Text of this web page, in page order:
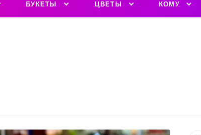
БУКЕТЫ ЦВЕТЫ КОМУ